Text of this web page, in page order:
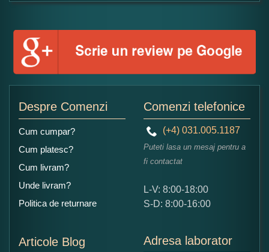
Formular pareri client
Numele dumneavoastra:
Ce nota acordati acestui produs?
5
Despre Comenzi
Cum cumpar?
Cum platesc?
Cum livram?
Unde livram?
Politica de returnare
Articole Blog
Comenzi telefonice
(+4) 031.005.1187
Puteti lasa un mesaj pentru a
fi contactat
L-V: 8:00-18:00
S-D: 8:00-16:00
Adresa laborator